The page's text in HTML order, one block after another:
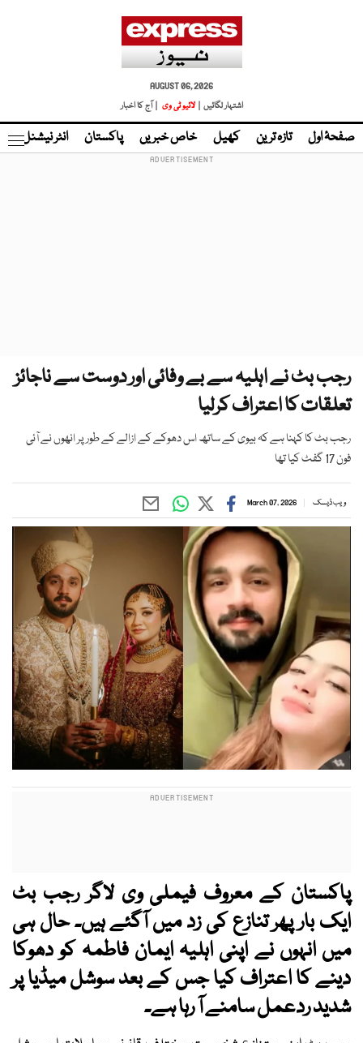
AUGUST 06, 2026
اشتہار لگائیں |
لائیو ٹی وی | آج کا اخبار
صفحۂ اول تازہ ترین کھیل خاص خبریں پاکستان انٹر نیشنل
رجب بٹ نے اہلیہ سے بے وفائی اور دوست سے ناجائز
تعلقات کا اعتراف کرلیا
رجب بٹ کا کہنا ہے کہ بیوی کے ساتھ اس دھوکے کے ازالے کے طور پر انھوں نے آئی
فون 17 گفٹ کیا تھا
ویب ڈیسک March 07, 2026
پاکستان کے معروف فیملی وی لاگر رجب بٹ
ایک بار پھر تنازع کی زد میں آگئے ہیں۔ حال ہی
میں انہوں نے اپنی اہلیہ ایمان فاطمہ کو دھوکا
دینے کا اعتراف کیا جس کے بعد سوشل میڈیا پر
شدید ردعمل سامنے آ رہا ہے۔